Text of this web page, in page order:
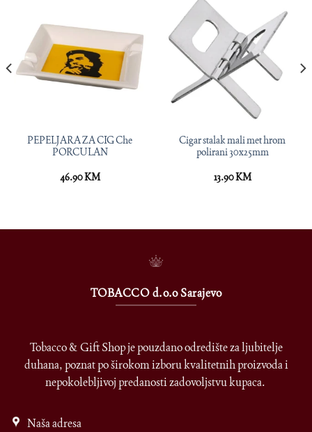
PEPELJARA ZA CIG Che
PORCULAN
46.90KM
Cigar stalak mali met hrom
polirani 30x25mm
13.90KM
TOBACCO d.o.o Sarajevo
Tobacco & Gift Shop je pouzdano odredište za ljubitelje
duhana, poznat po širokom izboru kvalitetnih proizvoda i
nepokolebljivoj predanosti zadovoljstvu kupaca.
Naša adresa